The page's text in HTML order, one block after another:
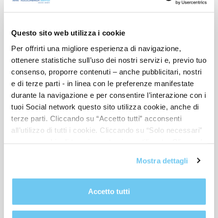
Questo sito web utilizza i cookie
Per offrirti una migliore esperienza di navigazione,
ottenere statistiche sull’uso dei nostri servizi e, previo tuo
consenso, proporre contenuti – anche pubblicitari, nostri
e di terze parti - in linea con le preferenze manifestate
durante la navigazione e per consentire l’interazione con i
tuoi Social network questo sito utilizza cookie, anche di
terze parti. Cliccando su “Accetto tutti” acconsenti
all’utilizzo di tutti i cookie. Cliccando su “Solo necessari”
propria volontà in relazione a ciascuna categoria di
cookie del sito. Per ulteriori informazioni consulta la
Mostra dettagli
Accetto tutti
FORMAZIONE
Come sta cambiando il processo di vendita e quali
strategie adattare?